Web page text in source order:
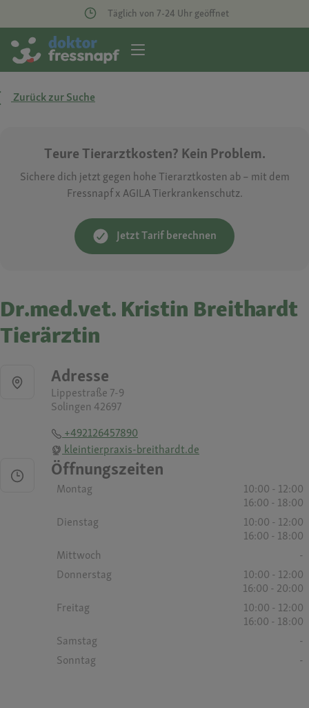
Täglich von 7-24 Uhr geöffnet
Zurück zur Suche
Teure Tierarztkosten? Kein Problem.
Sichere dich jetzt gegen hohe Tierarztkosten ab – mit dem
Fressnapf x AGILA Tierkrankenschutz.
Jetzt Tarif berechnen
Dr.med.vet. Kristin Breithardt
Tierärztin
Adresse
Lippestraße 7-9
Solingen 42697
+492126457890
kleintierpraxis-breithardt.de
Öffnungszeiten
Montag
10:00 - 12:00
16:00 - 18:00
Dienstag
10:00 - 12:00
16:00 - 18:00
Mittwoch
-
Donnerstag
10:00 - 12:00
16:00 - 20:00
Freitag
10:00 - 12:00
16:00 - 18:00
Samstag
-
Sonntag
-